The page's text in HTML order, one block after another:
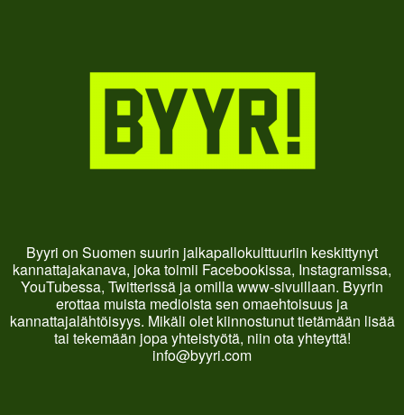
Byyri on Suomen suurin jalkapallokulttuuriin keskittynyt
kannattajakanava, joka toimii Facebookissa, Instagramissa,
YouTubessa, Twitterissä ja omilla www-sivuillaan. Byyrin
erottaa muista medioista sen omaehtoisuus ja
kannattajalähtöisyys. Mikäli olet kiinnostunut tietämään lisää
tai tekemään jopa yhteistyötä, niin ota yhteyttä!
info@byyri.com